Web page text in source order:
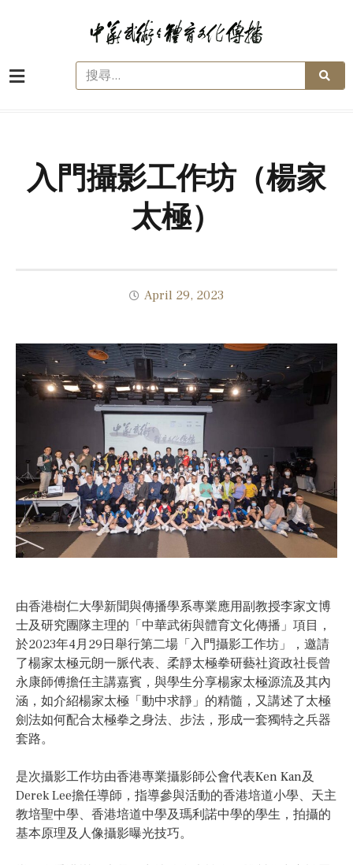
入門攝影工作坊（楊家
太極）
April 29, 2023
由香港樹仁大學新聞與傳播學系專業應用副教授李家文博
士及研究團隊主理的「中華武術與體育文化傳播」項目，
於2023年4月29日舉行第二場「入門攝影工作坊」，邀請
了楊家太極元朗一脈代表、柔靜太極拳研藝社資政社長曾
永康師傅擔任主講嘉賓，與學生分享楊家太極源流及其內
涵，如介紹楊家太極「動中求靜」的精髓，又講述了太極
劍法如何配合太極拳之身法、步法，形成一套獨特之兵器
套路。
是次攝影工作坊由香港專業攝影師公會代表Ken Kan及
Derek Lee擔任導師，指導參與活動的香港培道小學、天主
教培聖中學、香港培道中學及瑪利諾中學的學生，拍攝的
基本原理及人像攝影曝光技巧。